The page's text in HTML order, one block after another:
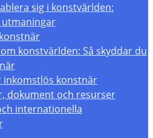
sig i konstvärlden:
konstvärlden: Så skyddar du
inkomstlös konstnär
dokument och resurser
internationella